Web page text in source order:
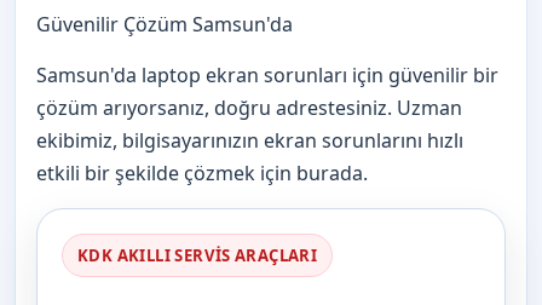
Güvenilir Çözüm Samsun'da
Samsun'da laptop ekran sorunları için güvenilir bir
çözüm arıyorsanız, doğru adrestesiniz. Uzman
ekibimiz, bilgisayarınızın ekran sorunlarını hızlı
etkili bir şekilde çözmek için burada.
KDK AKILLI SERVIS ARAÇLARI